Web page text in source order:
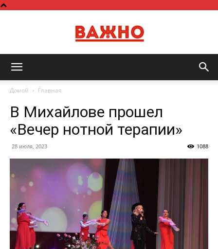
Домой Главная
В Михайлове прошел
«Вечер нотной терапии»
28 июля, 2023 1088